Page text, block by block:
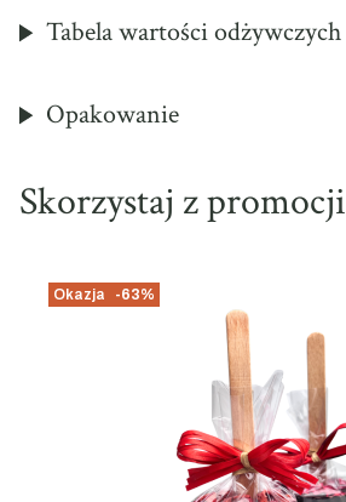
Tabela wartości odżywczych
Opakowanie
Skorzystaj z promocji
Okazja -63%